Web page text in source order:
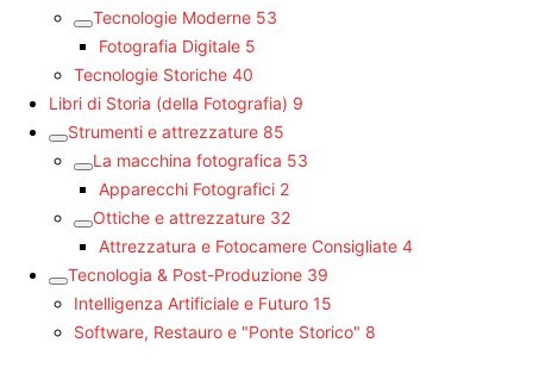
Tecnologie Moderne 53
Fotografia Digitale 5
Tecnologie Storiche 40
Libri di Storia (della Fotografia) 9
Strumenti e attrezzature 85
La macchina fotografica 53
Apparecchi Fotografici 2
Ottiche e attrezzature 32
Attrezzatura e Fotocamere Consigliate 4
Tecnologia & Post-Produzione 39
Intelligenza Artificiale e Futuro 15
Software, Restauro e "Ponte Storico" 8